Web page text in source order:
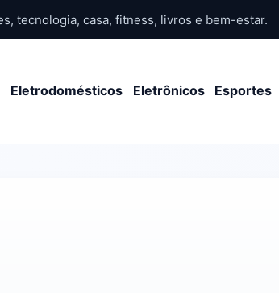
tecnologia, casa, fitness, livros e bem-estar.
Eletrodomésticos Eletrônicos Esportes